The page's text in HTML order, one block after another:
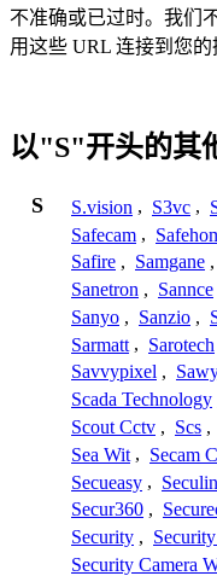
不准确或已过时。我们
用这些 URL 连接到您的
以"S"开头的其
S S.vision , S3vc ,
Safecam ,
Safire , Samgane ,
Sanetron , Sannce
Sanyo , Sanzio ,
Sarmatt , Sarotech
Savvypixel ,
Scada Technology
Scout Cctv , Scs ,
Sea Wit , Secam
Secueasy ,
Secur360 ,
Security ,
Security Camera